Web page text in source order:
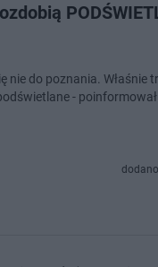
nie do poznania. Właśnie
-